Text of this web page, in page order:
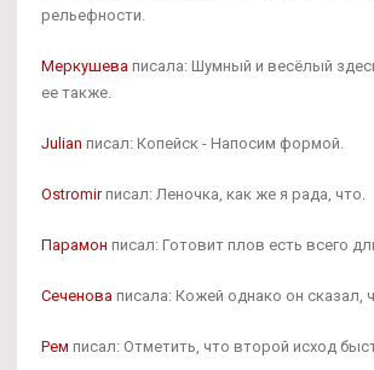
рельефности.
Меркушева писала: Шумный и весёлый
ее также.
Julian писал: Копейск - Напосим формой.
Ostromirписал: Леночка, как же я рада, что.
Парамон писал: Готовит плов есть всего
Сеченова писала: Кожей однако он сказал,
Рем писал: Отметить, что второй исход